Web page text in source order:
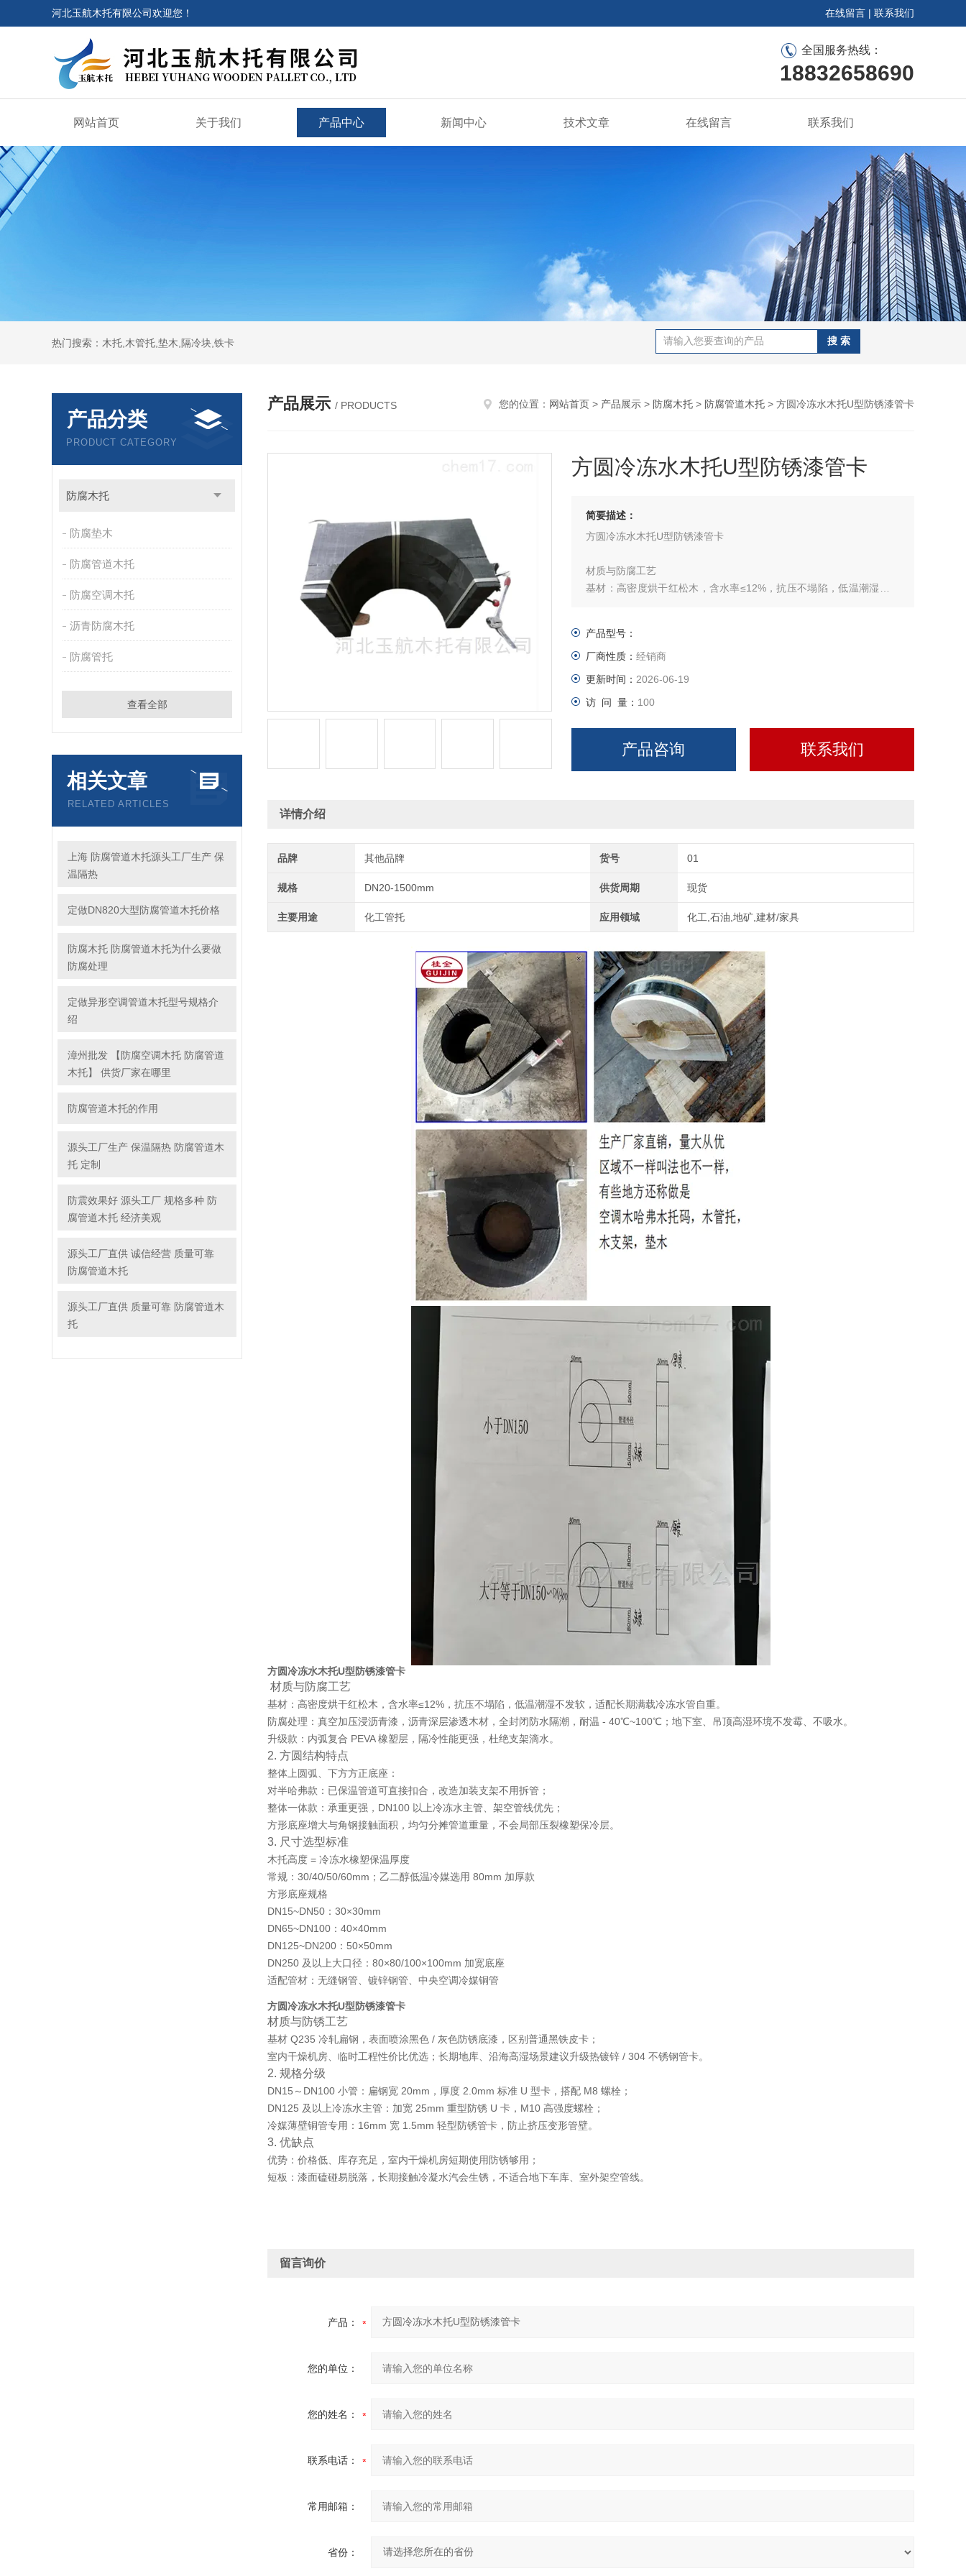
河北玉航木托有限公司欢迎您！ 在线留言 | 联系我们
全国服务热线：
18832658690
网站首页 关于我们 产品中心 新闻中心 技术文章 在线留言 联系我们
热门搜索：木托,木管托,垫木,隔冷块,铁卡
产品分类
PRODUCT CATEGORY
防腐木托
防腐垫木
防腐管道木托
防腐空调木托
沥青防腐木托
防腐管托
查看全部
相关文章
RELATED ARTICLES
上海 防腐管道木托源头工厂生产 保
温隔热
定做DN820大型防腐管道木托价格
防腐木托 防腐管道木托为什么要做
防腐处理
定做异形空调管道木托型号规格介
绍
漳州批发 【防腐空调木托 防腐管道
木托】 供货厂家在哪里
防腐管道木托的作用
源头工厂生产 保温隔热 防腐管道木
托 定制
防震效果好 源头工厂 规格多种 防
腐管道木托 经济美观
源头工厂直供 诚信经营 质量可靠
防腐管道木托
源头工厂直供 质量可靠 防腐管道木
托
产品展示 / PRODUCTS 您的位置： 网站首页 > 产品展示 > 防腐木托 > 防腐管道木托 > 方圆冷冻水木托U型防锈漆管卡
方圆冷冻水木托U型防锈漆管卡
简要描述：
方圆冷冻水木托U型防锈漆管卡
材质与防腐工艺
基材：高密度烘干红松木，含水率≤12%，抗压不塌陷，低温潮湿不发
防腐处理：真空加压浸沥青漆，沥青深层渗透木材，全封闭防水隔潮，
耐温 - 40℃~100℃；地下室、吊顶高湿环境不发霉、不吸水。
2. 方圆结构特点
整体上圆弧、下方方正底座：
产品型号：
厂商性质： 经销商
更新时间： 2026-06-19
访 问 量： 100
产品咨询 联系我们
详情介绍
品牌 其他品牌 货号 01
规格 DN20-1500mm 供货周期 现货
主要用途 化工管托 应用领域 化工,石油,地矿,建材/家具
方圆冷冻水木托U型防锈漆管卡
材质与防腐工艺
基材：高密度烘干红松木，含水率≤12%，抗压不塌陷，低温潮湿不发软，适配长期满载冷冻水管自重。
防腐处理：真空加压浸沥青漆，沥青深层渗透木材，全封闭防水隔潮，耐温 - 40℃~100℃；地下室、吊顶高湿环境不发霉、不吸水。
升级款：内弧复合 PEVA 橡塑层，隔冷性能更强，杜绝支架滴水。
2. 方圆结构特点
整体上圆弧、下方方正底座：
对半哈弗款：已保温管道可直接扣合，改造加装支架不用拆管；
整体一体款：承重更强，DN100 以上冷冻水主管、架空管线优先；
方形底座增大与角钢接触面积，均匀分摊管道重量，不会局部压裂橡塑保冷层。
3. 尺寸选型标准
木托高度 = 冷冻水橡塑保温厚度
常规：30/40/50/60mm；乙二醇低温冷媒选用 80mm 加厚款
方形底座规格
DN15~DN50：30×30mm
DN65~DN100：40×40mm
DN125~DN200：50×50mm
DN250 及以上大口径：80×80/100×100mm 加宽底座
适配管材：无缝钢管、镀锌钢管、中央空调冷媒铜管
方圆冷冻水木托U型防锈漆管卡
材质与防锈工艺
基材 Q235 冷轧扁钢，表面喷涂黑色 / 灰色防锈底漆，区别普通黑铁皮卡；
室内干燥机房、临时工程性价比优选；长期地库、沿海高湿场景建议升级热镀锌 / 304 不锈钢管卡。
2. 规格分级
DN15～DN100 小管：扁钢宽 20mm，厚度 2.0mm 标准 U 型卡，搭配 M8 螺栓；
DN125 及以上冷冻水主管：加宽 25mm 重型防锈 U 卡，M10 高强度螺栓；
冷媒薄壁铜管专用：16mm 宽 1.5mm 轻型防锈管卡，防止挤压变形管壁。
3. 优缺点
优势：价格低、库存充足，室内干燥机房短期使用防锈够用；
短板：漆面磕碰易脱落，长期接触冷凝水汽会生锈，不适合地下车库、室外架空管线。
留言询价
产品：
您的单位：
您的姓名：
联系电话：
常用邮箱：
省份：